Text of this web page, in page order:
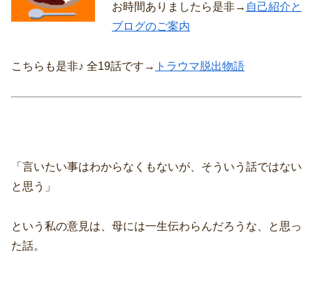
お時間ありましたら是非→ 自己紹介と
ブログのご案内
こちらも是非♪ 全19話です→ トラウマ脱出物語
「言いたい事はわからなくもないが、そういう話ではない
と思う」
という私の意見は、母には一生伝わらんだろうな、と思っ
た話。